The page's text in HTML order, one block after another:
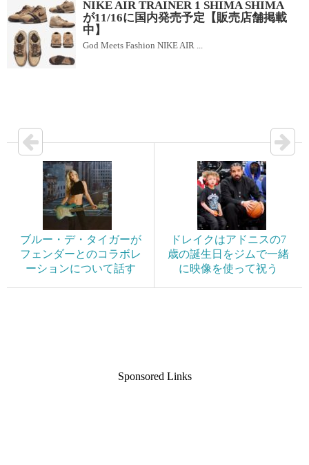
NIKE AIR TRAINER 1 SHIMA SHIMA
が11/16に国内発売予定【販売店舗掲載
中】
God Meets Fashion NIKE AIR ...
ブルー・デ・タイガーが
フェンダーとのコラボレ
ーションについて話す
ドレイクはアドニスの7
歳の誕生日をジムで一緒
に映像を使って祝う
Sponsored Links